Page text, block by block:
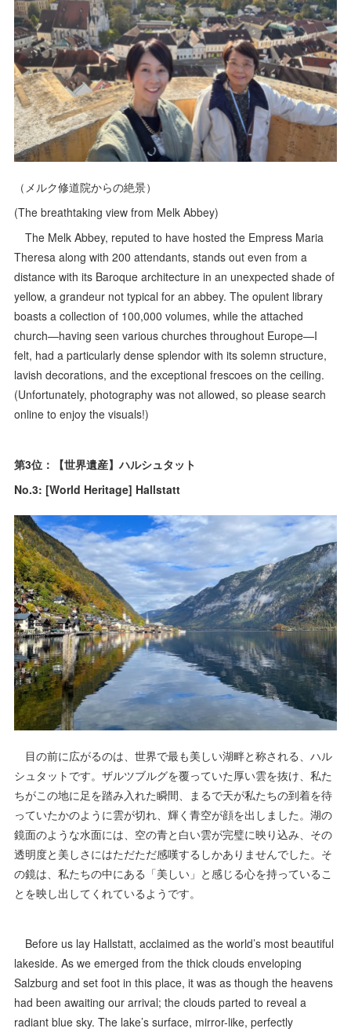
（メルク修道院からの絶景）
(The breathtaking view from Melk Abbey)
The Melk Abbey, reputed to have hosted the Empress Maria
Theresa along with 200 attendants, stands out even from a
distance with its Baroque architecture in an unexpected shade of
yellow, a grandeur not typical for an abbey. The opulent library
boasts a collection of 100,000 volumes, while the attached
church—having seen various churches throughout Europe—I
felt, had a particularly dense splendor with its solemn structure,
lavish decorations, and the exceptional frescoes on the ceiling.
(Unfortunately, photography was not allowed, so please search
online to enjoy the visuals!)
第3位：【世界遺産】ハルシュタット
No.3: [World Heritage] Hallstatt
目の前に広がるのは、世界で最も美しい湖畔と称される、ハル
シュタットです。ザルツブルグを覆っていた厚い雲を抜け、私た
ちがこの地に足を踏み入れた瞬間、まるで天が私たちの到着を待
っていたかのように雲が切れ、輝く青空が顔を出しました。湖の
鏡面のような水面には、空の青と白い雲が完璧に映り込み、その
透明度と美しさにはただただ感嘆するしかありませんでした。そ
の鏡は、私たちの中にある「美しい」と感じる心を持っているこ
とを映し出してくれているようです。
Before us lay Hallstatt, acclaimed as the world’s most beautiful
lakeside. As we emerged from the thick clouds enveloping
Salzburg and set foot in this place, it was as though the heavens
had been awaiting our arrival; the clouds parted to reveal a
radiant blue sky. The lake’s surface, mirror-like, perfectly